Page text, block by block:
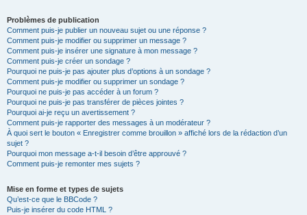
Problèmes de publication
Comment puis-je publier un nouveau sujet ou une réponse ?
Comment puis-je modifier ou supprimer un message ?
Comment puis-je insérer une signature à mon message ?
Comment puis-je créer un sondage ?
Pourquoi ne puis-je pas ajouter plus d’options à un sondage ?
Comment puis-je modifier ou supprimer un sondage ?
Pourquoi ne puis-je pas accéder à un forum ?
Pourquoi ne puis-je pas transférer de pièces jointes ?
Pourquoi ai-je reçu un avertissement ?
Comment puis-je rapporter des messages à un modérateur ?
À quoi sert le bouton « Enregistrer comme brouillon » affiché lors de la rédaction d’un
sujet ?
Pourquoi mon message a-t-il besoin d’être approuvé ?
Comment puis-je remonter mes sujets ?
Mise en forme et types de sujets
Qu’est-ce que le BBCode ?
Puis-je insérer du code HTML ?